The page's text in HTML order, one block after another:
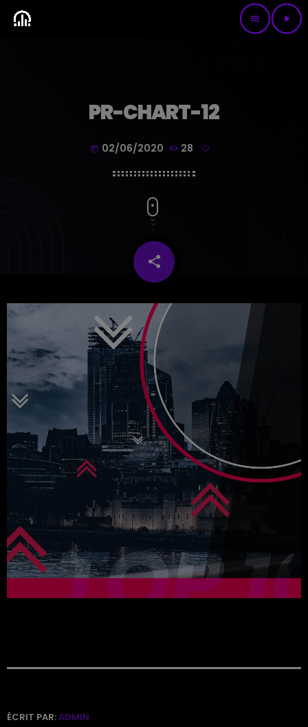
menu play_arrow
PR-CHART-12
today 02/06/2020 28
share
email
ÉCRIT PAR:ADMIN